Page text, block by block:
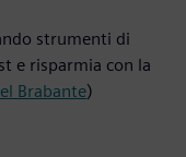
strumenti di
e risparmia con la
Brabante)